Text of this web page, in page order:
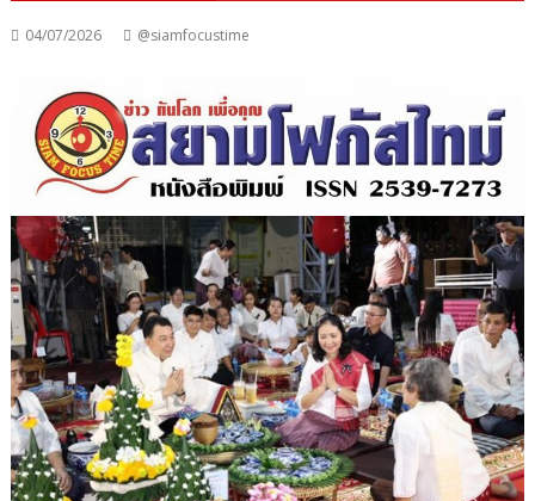
04/07/2026 @siamfocustime